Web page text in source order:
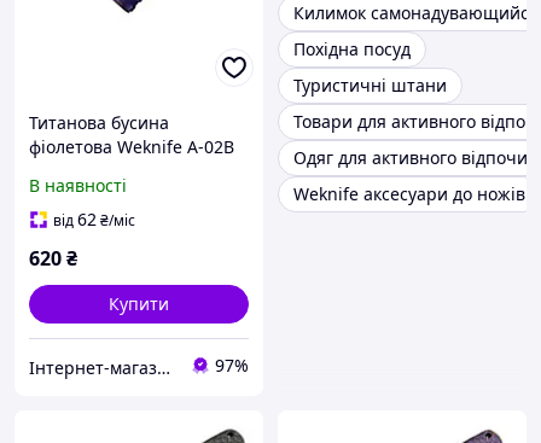
Титанова бусина
фіолетова Weknife A-02B
В наявності
від62₴/міс
620₴
Купити
Інтернет-магазин euro-imports.com.ua 97%
Килимок самонадувающийся
Похідна посуд
Туристичні штани
Товари для активного
Одяг для активного
Weknife аксесуари до ножів